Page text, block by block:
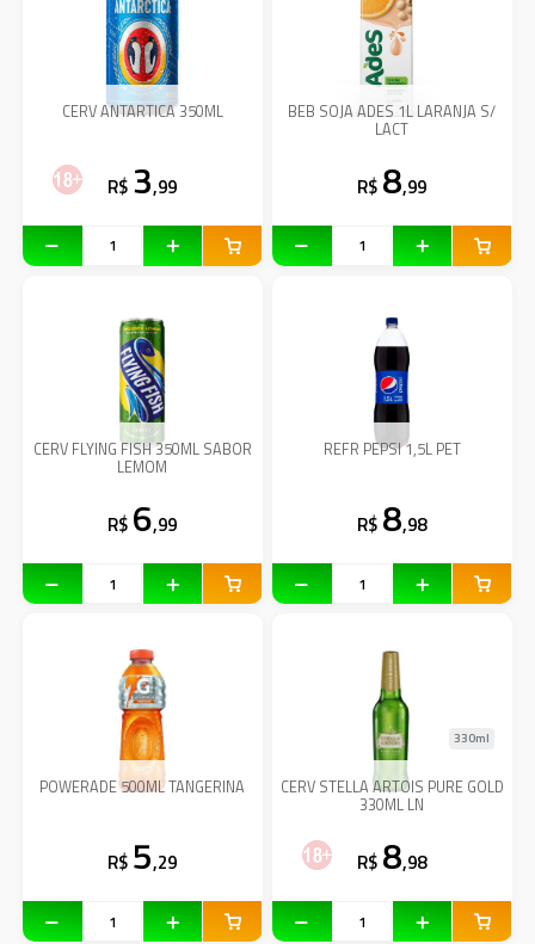
CERV ANTARTICA 350ML
R$ 3,99
BEB SOJA ADES 1L LARANJA S/
LACT
R$ 8,99
CERV FLYING FISH 350ML SABOR
LEMOM
R$ 6,99
REFR PEPSI 1,5L PET
R$ 8,98
POWERADE 500ML TANGERINA
R$ 5,29
CERV STELLA ARTOIS PURE GOLD
330ML LN
330ml
R$ 8,98